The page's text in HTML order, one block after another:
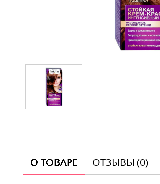
О ТОВАРЕ ОТЗЫВЫ (0)